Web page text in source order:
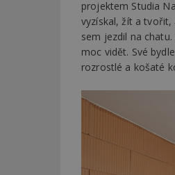
projektem Studia
vyzískal, žít a
sem jezdil na
moc vidět. Své
rozrostlé a košaté